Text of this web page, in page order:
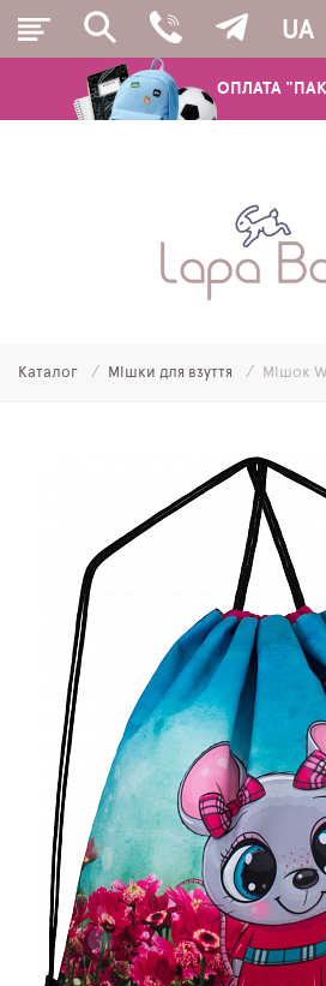
ОПЛАТА
UA
ШКІЛЬНІ РЮКЗАКИ ТА РАНЦІ
МОЛОДІЖНІ РЮКЗАКИ
МІШКИ ДЛЯ ВЗУТТЯ
ПЛЯШКИ ДЛЯ ВОДИ
DELUNE
SCHOOL STANDARD
SKYNAME
РОЗПРОДАЖ
Каталог Мішки для взуття Мішок